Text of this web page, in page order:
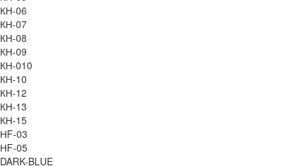
КН-06
КН-07
КН-08
КН-09
КН-010
КН-10
КН-12
КН-13
КН-15
НF-03
НF-05
DARK-BLUE